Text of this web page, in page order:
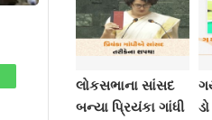
લોકસભાના સાંસદ
બન્યા પ્રિયંકા ગાંધી